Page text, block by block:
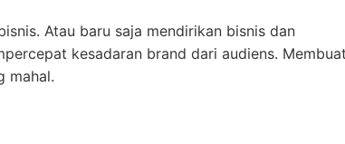
Atau baru saja mendirikan bisnis dan
kesadaran brand dari audiens. Membuat
mahal.